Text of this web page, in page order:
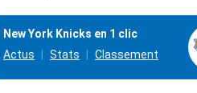
New York Knicks en 1 clic
Actus
Stats Classement